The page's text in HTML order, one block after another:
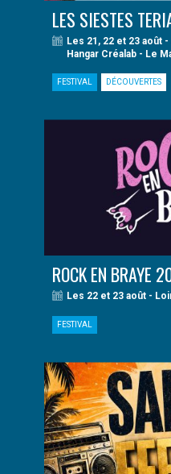
LES SIESTES
Les 21, 22 et 23 août
Hangar Créalab - Le
FESTIVAL DÉCOUVERTES
ROCK EN BRAYE
Les 22 et 23 août -
FESTIVAL